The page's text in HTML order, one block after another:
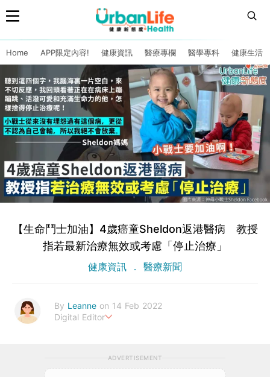
Home APP限定內容! 健康資訊 醫療專欄 醫學專科 健康生活
【生命鬥士加油】4歲癌童Sheldon返港醫病 教授
指若最新治療無效或考慮「停止治療」
健康資訊 醫療新聞
By Leanne on 14 Feb 2022
Digital Editor
ADVERTISEMENT